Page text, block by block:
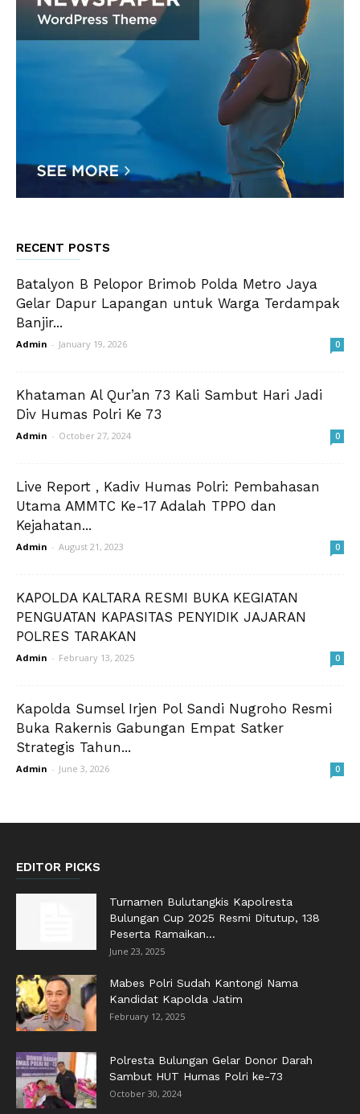
RECENT POSTS
Batalyon B Pelopor Brimob Polda Metro Jaya
Gelar Dapur Lapangan untuk Warga Terdampak
Banjir...
Admin - January 19, 2026 0
Khataman Al Qur’an 73 Kali Sambut Hari Jadi
Div Humas Polri Ke 73
Admin - October 27, 2024 0
Live Report , Kadiv Humas Polri: Pembahasan
Utama AMMTC Ke-17 Adalah TPPO dan
Kejahatan...
Admin - August 21, 2023 0
KAPOLDA KALTARA RESMI BUKA KEGIATAN
PENGUATAN KAPASITAS PENYIDIK JAJARAN
POLRES TARAKAN
Admin - February 13, 2025 0
Kapolda Sumsel Irjen Pol Sandi Nugroho Resmi
Buka Rakernis Gabungan Empat Satker
Strategis Tahun...
Admin - June 3, 2026 0
EDITOR PICKS
Turnamen Bulutangkis Kapolresta
Bulungan Cup 2025 Resmi Ditutup, 138
Peserta Ramaikan...
June 23, 2025
Mabes Polri Sudah Kantongi Nama
Kandidat Kapolda Jatim
February 12, 2025
Polresta Bulungan Gelar Donor Darah
Sambut HUT Humas Polri ke-73
October 30, 2024